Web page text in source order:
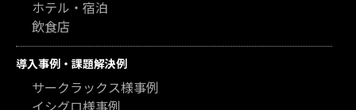
ホテル・宿泊
飲食店
導入事例・課題解決例
サークラックス様事例